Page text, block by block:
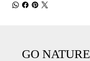
GO NATURE